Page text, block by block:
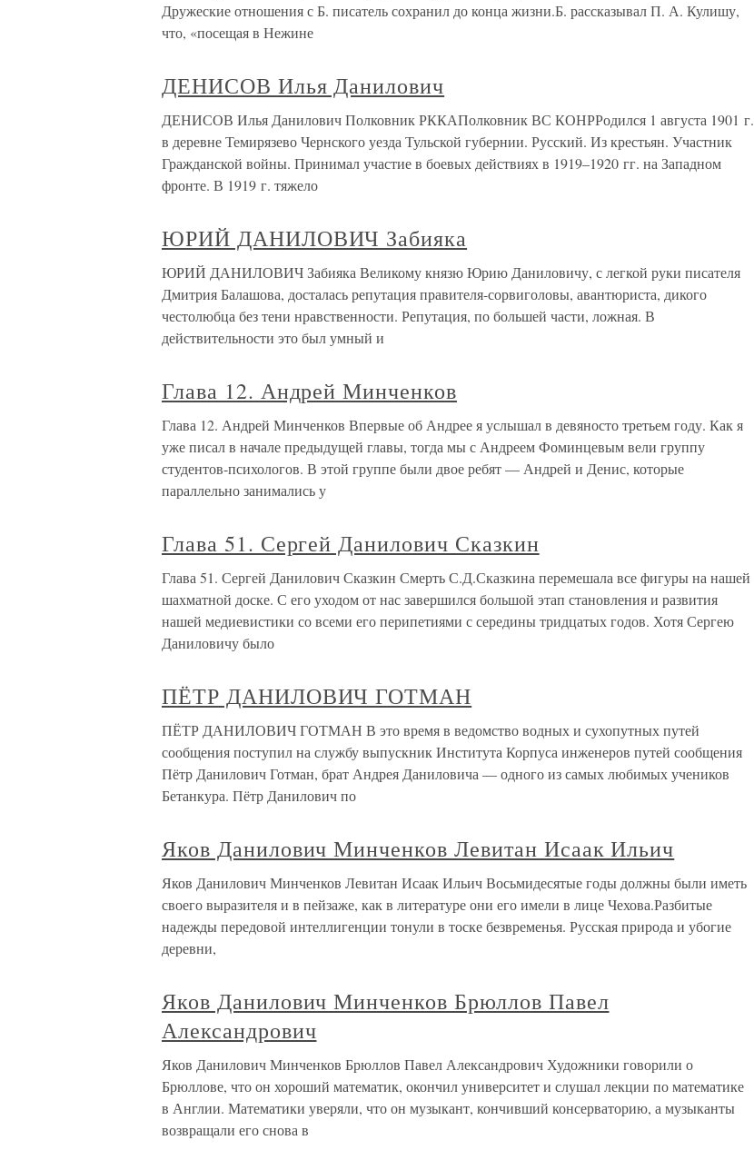
Дружеские отношения с Б. писатель сохранил до конца жизни.Б. рассказывал П. А. Кулишу,
что, «посещая в Нежине
ДЕНИСОВ Илья Данилович
ДЕНИСОВ Илья Данилович Полковник РККАПолковник ВС КОНРРодился 1 августа 1901 г.
в деревне Темирязево Чернского уезда Тульской губернии. Русский. Из крестьян. Участник
Гражданской войны. Принимал участие в боевых действиях в 1919–1920 гг. на Западном
фронте. В 1919 г. тяжело
ЮРИЙ ДАНИЛОВИЧ Забияка
ЮРИЙ ДАНИЛОВИЧ Забияка Великому князю Юрию Даниловичу, с легкой руки писателя
Дмитрия Балашова, досталась репутация правителя-сорвиголовы, авантюриста, дикого
честолюбца без тени нравственности. Репутация, по большей части, ложная. В
действительности это был умный и
Глава 12. Андрей Минченков
Глава 12. Андрей Минченков Впервые об Андрее я услышал в девяносто третьем году. Как я
уже писал в начале предыдущей главы, тогда мы с Андреем Фоминцевым вели группу
студентов-психологов. В этой группе были двое ребят — Андрей и Денис, которые
параллельно занимались у
Глава 51. Сергей Данилович Сказкин
Глава 51. Сергей Данилович Сказкин Смерть С.Д.Сказкина перемешала все фигуры на нашей
шахматной доске. С его уходом от нас завершился большой этап становления и развития
нашей медиевистики со всеми его перипетиями с середины тридцатых годов. Хотя Сергею
Даниловичу было
ПЁТР ДАНИЛОВИЧ ГОТМАН
ПЁТР ДАНИЛОВИЧ ГОТМАН В это время в ведомство водных и сухопутных путей
сообщения поступил на службу выпускник Института Корпуса инженеров путей сообщения
Пётр Данилович Готман, брат Андрея Даниловича — одного из самых любимых учеников
Бетанкура. Пётр Данилович по
Яков Данилович Минченков Левитан Исаак Ильич
Яков Данилович Минченков Левитан Исаак Ильич Восьмидесятые годы должны были иметь
своего выразителя и в пейзаже, как в литературе они его имели в лице Чехова.Разбитые
надежды передовой интеллигенции тонули в тоске безвременья. Русская природа и убогие
деревни,
Яков Данилович Минченков Брюллов Павел
Александрович
Яков Данилович Минченков Брюллов Павел Александрович Художники говорили о
Брюллове, что он хороший математик, окончил университет и слушал лекции по математике
в Англии. Математики уверяли, что он музыкант, кончивший консерваторию, а музыканты
возвращали его снова в